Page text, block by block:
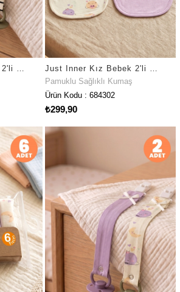
Pamuklu Sağlıklı Kumaş
Ürün Kodu : 684302
₺299,90